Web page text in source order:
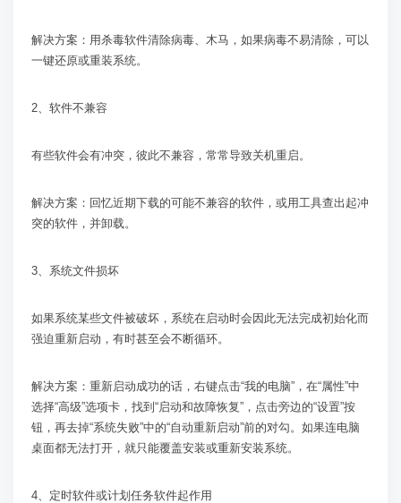
解决方案：用杀毒软件清除病毒、木马，如果病毒不易清除，可以
一键还原或重装系统。
2、软件不兼容
有些软件会有冲突，彼此不兼容，常常导致关机重启。
解决方案：回忆近期下载的可能不兼容的软件，或用工具查出起冲
突的软件，并卸载。
3、系统文件损坏
如果系统某些文件被破坏，系统在启动时会因此无法完成初始化而
强迫重新启动，有时甚至会不断循环。
解决方案：重新启动成功的话，右键点击“我的电脑”，在“属性”中
选择“高级”选项卡，找到“启动和故障恢复”，点击旁边的“设置”按
钮，再去掉“系统失败”中的“自动重新启动”前的对勾。如果连电脑
桌面都无法打开，就只能覆盖安装或重新安装系统。
4、定时软件或计划任务软件起作用